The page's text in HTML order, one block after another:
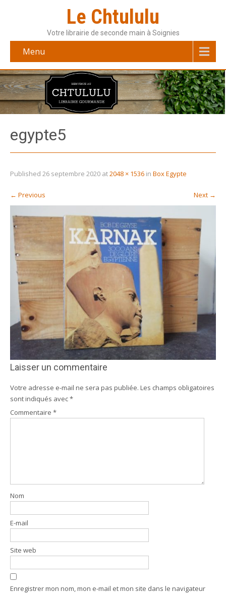
Le Chtululu
Votre librairie de seconde main à Soignies
Menu
egypte5
Published 26 septembre 2020 at2048 × 1536 in Box Egypte
← Previous Next →
Laisser un commentaire
Votre adresse e-mail ne sera pas publiée. Les champs obligatoires
sont indiqués avec*
Commentaire *
Nom
E-mail
Site web
Enregistrer mon nom, mon e-mail et mon site dans le navigateur